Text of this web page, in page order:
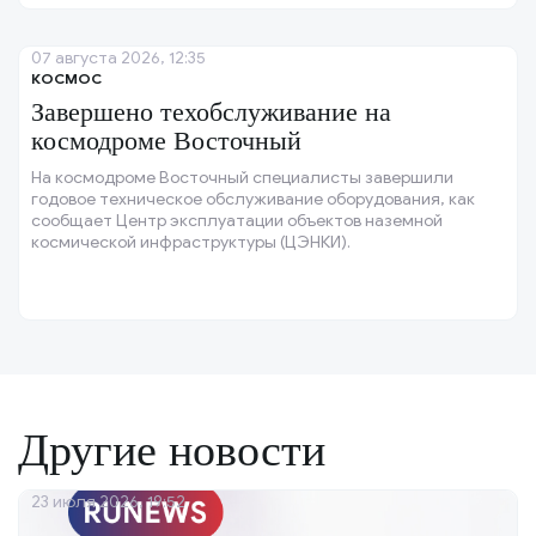
КОСМОС
Завершено техобслуживание на
космодроме Восточный
На космодроме Восточный специалисты завершили
годовое техническое обслуживание оборудования, как
сообщает Центр эксплуатации объектов наземной
космической инфраструктуры (ЦЭНКИ).
07 августа 2026, 12:35
Другие новости
23 июля 2026, 19:52